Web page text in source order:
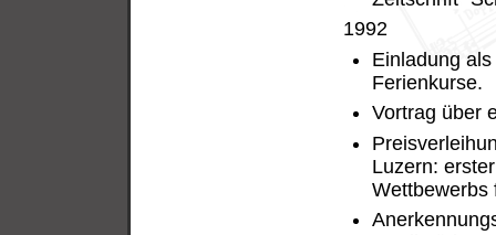
1992
Einladung
Ferienkurse.
Vortrag über
Luzern:
Wettbewerbs